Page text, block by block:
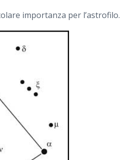
importanza per l’astrofilo.